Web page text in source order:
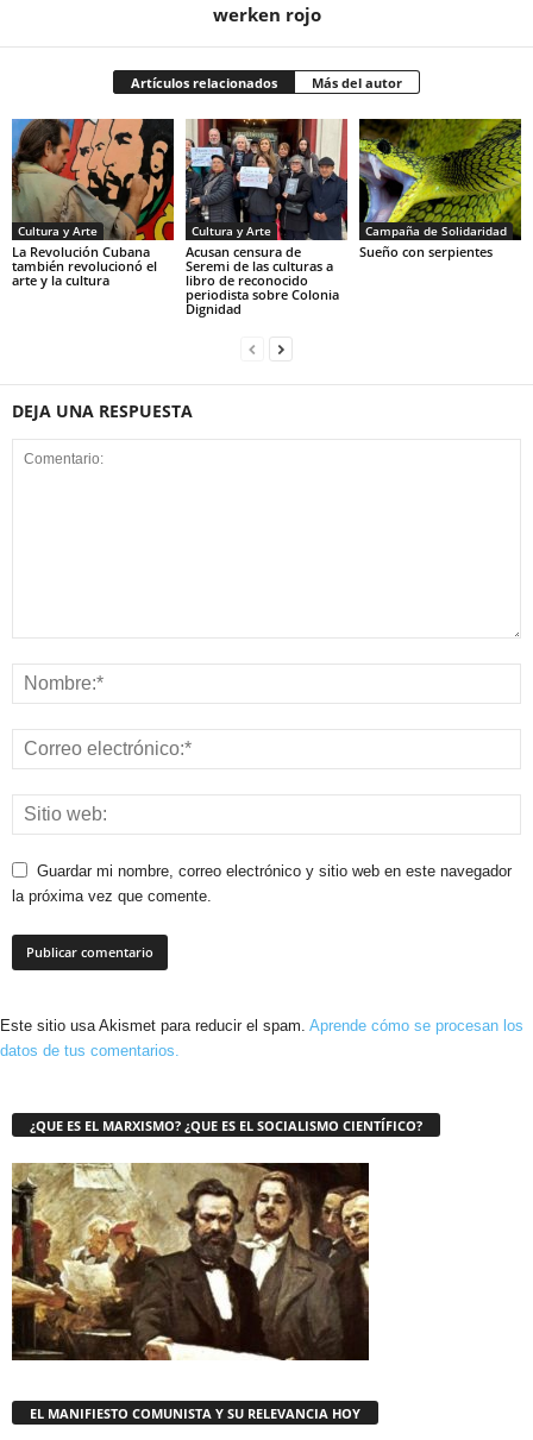
werken rojo
Artículos relacionados Más del autor
Cultura y Arte
La Revolución Cubana
también revolucionó el
arte y la cultura
Cultura y Arte
Acusan censura de
Seremi de las culturas a
libro de reconocido
periodista sobre Colonia
Dignidad
Campaña de Solidaridad
Sueño con serpientes
DEJA UNA RESPUESTA
Guardar mi nombre, correo electrónico y sitio web en este navegador
la próxima vez que comente.
Este sitio usa Akismet para reducir el spam. Aprende cómo se procesan los
datos de tus comentarios.
¿QUE ES EL MARXISMO? ¿QUE ES EL SOCIALISMO CIENTÍFICO?
EL MANIFIESTO COMUNISTA Y SU RELEVANCIA HOY